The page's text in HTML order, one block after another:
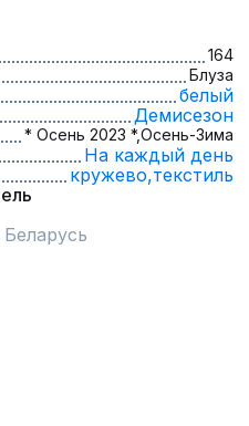
164
Блуза
белый
Демисезон
* Осень 2023 *,Осень-Зима
На каждый день
кружево,текстиль